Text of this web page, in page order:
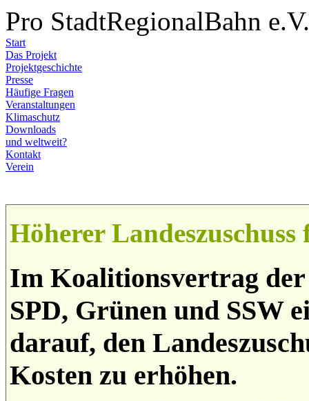
Pro StadtRegionalBahn e.V.
Start
Das Projekt
Projektgeschichte
Presse
Häufige Fragen
Veranstaltungen
Klimaschutz
Downloads
und weltweit?
Kontakt
Verein
Höherer Landeszuschuss
Im Koalitionsvertrag der
SPD, Grünen und SSW
darauf, den
Kosten zu erhöhen.